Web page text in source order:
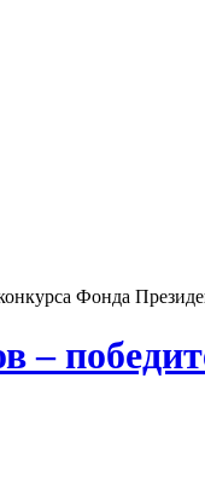
Фонда
–